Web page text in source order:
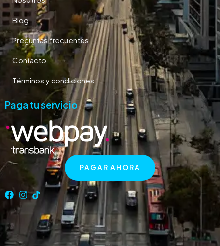
Blog
Preguntas frecuentes
Contacto
Términos y condiciones
Paga tu servicio
PAGAR AHORA